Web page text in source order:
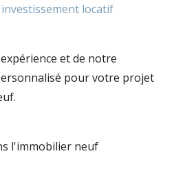
locatif
et de notre
pour votre projet
l'immobilier neuf